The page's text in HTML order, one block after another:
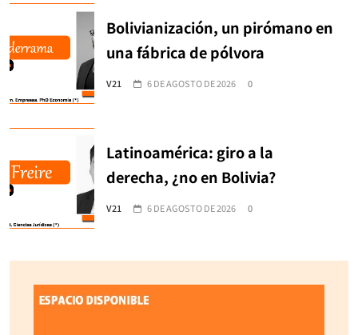
Bolivianización, un pirómano en
una fábrica de pólvora
V21 6 DE AGOSTO DE 2026 0
Latinoamérica: giro a la
derecha, ¿no en Bolivia?
V21 6 DE AGOSTO DE 2026 0